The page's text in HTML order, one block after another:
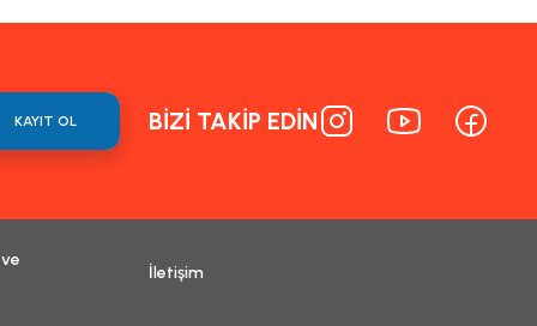
KAYIT OL BİZİ TAKİP EDİN
İletişim